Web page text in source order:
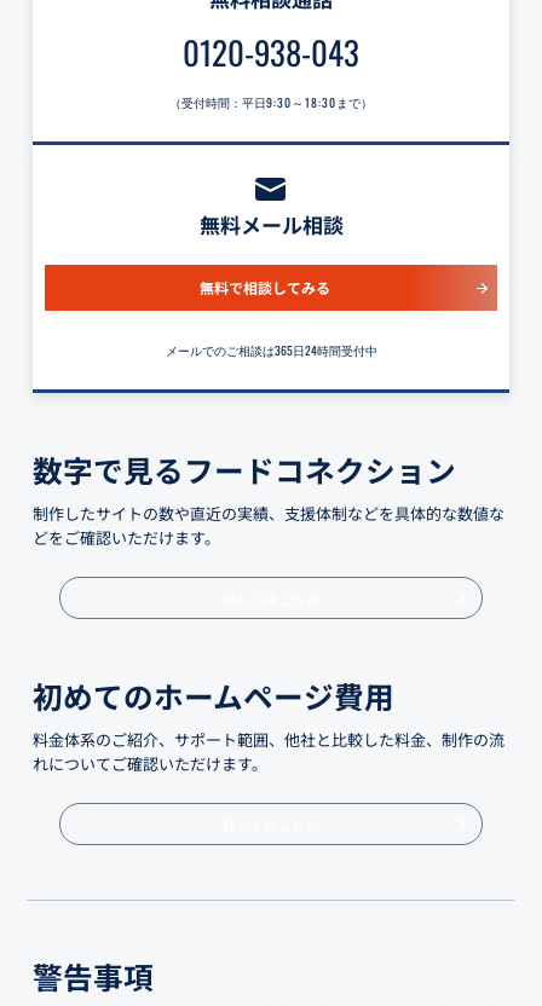
0120-938-043
（受付時間：平日9:30～18:30 まで）
無料メール相談
無料で相談してみる
メールでのご相談は365日24時間受付中
数字で見るフードコネクション
制作したサイトの数や直近の実績、支援体制などを具体的な数値な
どをご確認いただけます。
初めてのホームページ費用
料金体系のご紹介、サポート範囲、他社と比較した料金、制作の流
れについてご確認いただけます。
警告事項